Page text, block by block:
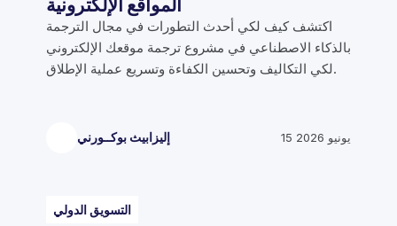
المواقع الإلكترونية
اكتشف كيف لكي أحدث التطورات في مجال الترجمة
بالذكاء الاصطناعي في مشروع ترجمة موقعك الإلكتروني
لكي التكاليف وتحسين الكفاءة وتسريع عملية الإطلاق.
إليزابيث بوكــورني 15 يونيو 2026
التسويق الدولي